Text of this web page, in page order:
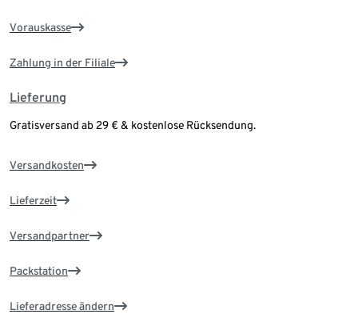
Vorauskasse
Zahlung in der Filiale
Lieferung
Gratisversand ab 29 € & kostenlose Rücksendung.
Versandkosten
Lieferzeit
Versandpartner
Packstation
Lieferadresse ändern